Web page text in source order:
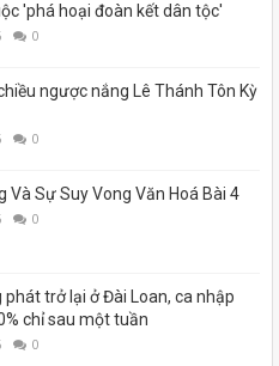
'phá hoại đoàn kết dân tộc'
0
ngược nắng Lê Thánh Tôn Kỳ
0
Và Sự Suy Vong Văn Hoá Bài 4
0
phát trở lại ở Đài Loan, ca nhập
chỉ sau một tuần
0